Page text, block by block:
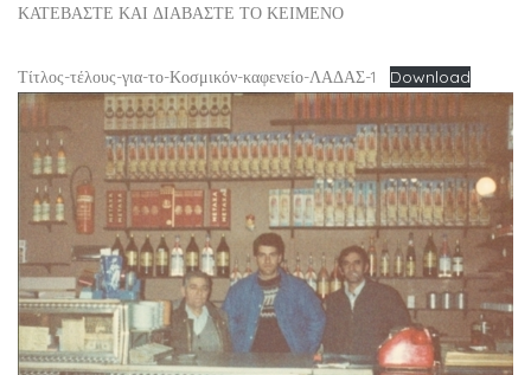
ΚΑΤΕΒΑΣΤΕ ΚΑΙ ΔΙΑΒΑΣΤΕ ΤΟ ΚΕΙΜΕΝΟ
Τίτλος-τέλους-για-το-Κοσμικόν-καφενείο-ΛΑΔΑΣ-1 Download